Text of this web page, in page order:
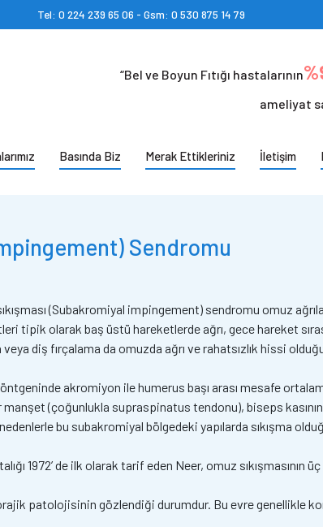
Tel: 0 224 239 65 06 - Gsm: 0 530 875 14 79
“Bel ve Boyun Fıtığı hastalarının
ameliyat
Basında Biz Merak Ettikleriniz İletişim
Sendromu
(Subakromiyal impingement) sendromu omuz
tipik olarak baş üstü hareketlerde ağrı, gece hareket
diş fırçalama da omuzda ağrı ve rahatsızlık hissi
akromiyon ile humerus başı arası mesafe
(çoğunlukla supraspinatus tendonu), biseps
bu subakromiyal bölgedeki yapılarda sıkışma
1972’ de ilk olarak tarif eden Neer, omuz sıkışmasının
patolojisinin gözlendiği durumdur. Bu evre genellikle